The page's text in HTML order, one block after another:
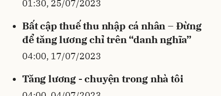
01:30, 25/07/2023
Bất cập thuế thu nhập cá nhân – Đừng
để tăng lương chỉ trên “danh nghĩa”
04:00, 17/07/2023
Tăng lương - chuyện trong nhà tôi